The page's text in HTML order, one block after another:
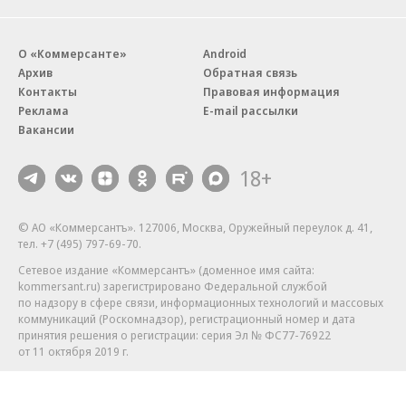
О «Коммерсанте»
Архив
Контакты
Реклама
Вакансии
Android
Обратная связь
Правовая информация
E-mail рассылки
18+
© АО «Коммерсантъ». 127006, Москва, Оружейный переулок д. 41,
тел. +7 (495) 797-69-70.
Сетевое издание «Коммерсантъ» (доменное имя сайта:
kommersant.ru) зарегистрировано Федеральной службой
по надзору в сфере связи, информационных технологий и массовых
коммуникаций (Роскомнадзор), регистрационный номер и дата
принятия решения о регистрации: серия Эл № ФС77-76922
от 11 октября 2019 г.